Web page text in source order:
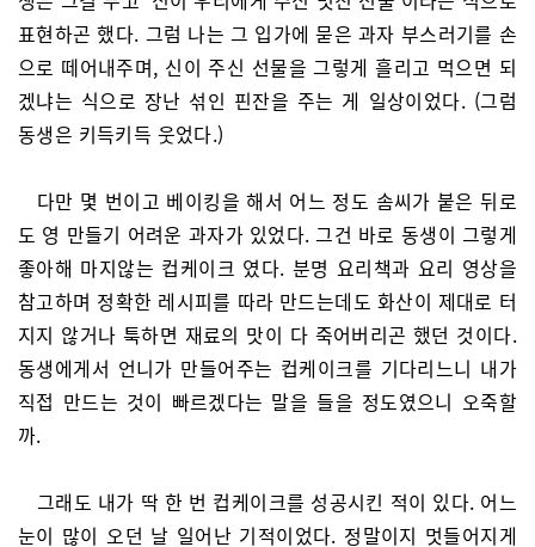
표현하곤 했다. 그럼 나는 그 입가에 묻은 과자 부스러기를 손
으로 떼어내주며, 신이 주신 선물을 그렇게 흘리고 먹으면 되
겠냐는 식으로 장난 섞인 핀잔을 주는 게 일상이었다. (그럼
동생은 키득키득 웃었다.)
다만 몇 번이고 베이킹을 해서 어느 정도 솜씨가 붙은 뒤로
도 영 만들기 어려운 과자가 있었다. 그건 바로 동생이 그렇게
좋아해 마지않는 컵케이크 였다. 분명 요리책과 요리 영상을
참고하며 정확한 레시피를 따라 만드는데도 화산이 제대로 터
지지 않거나 툭하면 재료의 맛이 다 죽어버리곤 했던 것이다.
동생에게서 언니가 만들어주는 컵케이크를 기다리느니 내가
직접 만드는 것이 빠르겠다는 말을 들을 정도였으니 오죽할
까.
그래도 내가 딱 한 번 컵케이크를 성공시킨 적이 있다. 어느
눈이 많이 오던 날 일어난 기적이었다. 정말이지 멋들어지게